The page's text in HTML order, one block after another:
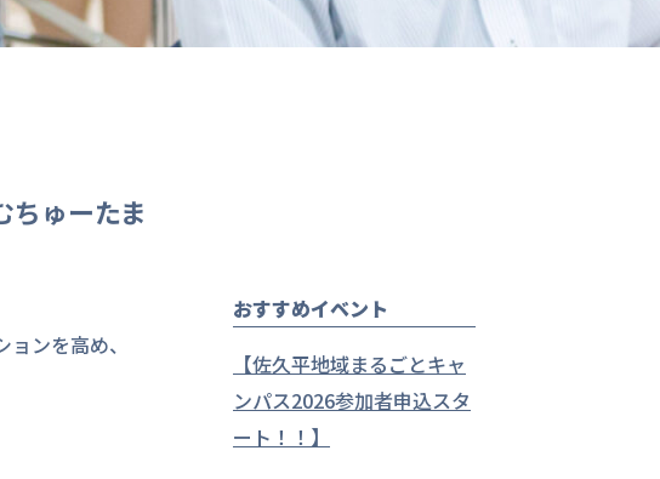
ちゅーたま
ンを高め、
おすすめイベント
【佐久平地域まるごとキャ
ンパス2026参加者申込スタ
ート！！】